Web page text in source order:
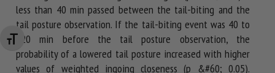
Changer la taille de la police
less than 40 min passed between the tail-biting and the
tail posture observation. If the tail-biting event was 40 to
120 min before the tail posture observation, the
probability of a lowered tail posture increased with higher
values of weighted ingoing closeness (p &#60; 0.05).